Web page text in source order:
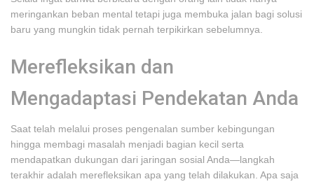
meringankan beban mental tetapi juga membuka jalan bagi solusi
baru yang mungkin tidak pernah terpikirkan sebelumnya.
Merefleksikan dan
Mengadaptasi Pendekatan Anda
Saat telah melalui proses pengenalan sumber kebingungan
hingga membagi masalah menjadi bagian kecil serta
mendapatkan dukungan dari jaringan sosial Anda—langkah
terakhir adalah merefleksikan apa yang telah dilakukan. Apa saja